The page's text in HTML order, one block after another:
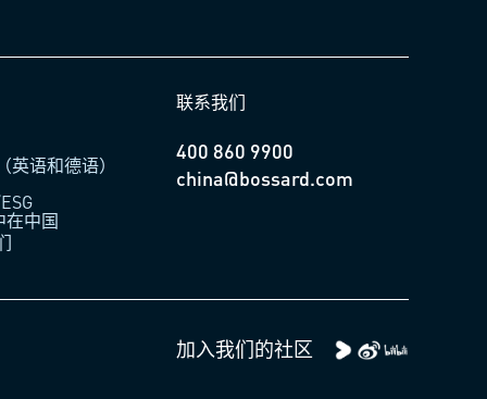
英语和德语）
在中国
联系我们
400 860 9900
china@bossard.com
加入我们的社区